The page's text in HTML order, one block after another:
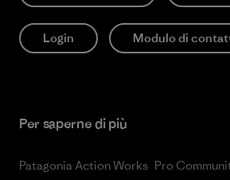
Login Modulo di
Per saperne di più
Patagonia Action Works Pro